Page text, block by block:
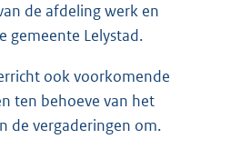
de afdeling werk en
gemeente Lelystad.
ook voorkomende
ten behoeve van het
de vergaderingen om.